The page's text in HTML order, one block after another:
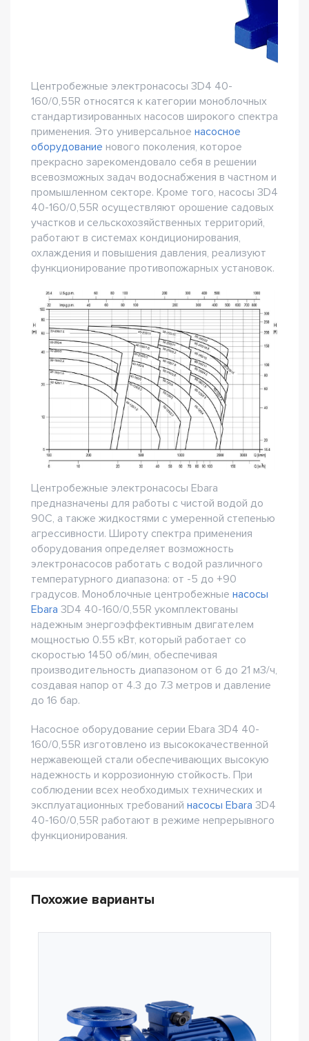
Центробежные электронасосы 3D4 40-
160/0,55R относятся к категории моноблочных
стандартизированных насосов широкого спектра
применения. Это универсальное насосное
оборудование нового поколения, которое
прекрасно зарекомендовало себя в решении
всевозможных задач водоснабжения в частном и
промышленном секторе. Кроме того, насосы 3D4
40-160/0,55R осуществляют орошение садовых
участков и сельскохозяйственных территорий,
работают в системах кондиционирования,
охлаждения и повышения давления, реализуют
функционирование противопожарных установок.
Центробежные электронасосы Ebara
предназначены для работы с чистой водой до
90С, а также жидкостями с умеренной степенью
агрессивности. Широту спектра применения
оборудования определяет возможность
электронасосов работать с водой различного
температурного диапазона: от -5 до +90
градусов. Моноблочные центробежные насосы
Ebara 3D4 40-160/0,55R укомплектованы
надежным энергоэффективным двигателем
мощностью 0.55 кВт, который работает со
скоростью 1450 об/мин, обеспечивая
производительность диапазоном от 6 до 21 м3/ч,
создавая напор от 4.3 до 7.3 метров и давление
до 16 бар.
Насосное оборудование серии Ebara 3D4 40-
160/0,55R изготовлено из высококачественной
нержавеющей стали обеспечивающих высокую
надежность и коррозионную стойкость. При
соблюдении всех необходимых технических и
эксплуатационных требований насосы Ebara 3D4
40-160/0,55R работают в режиме непрерывного
функционирования.
Похожие варианты